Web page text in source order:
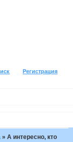
Регистрация
»А интересно, кто